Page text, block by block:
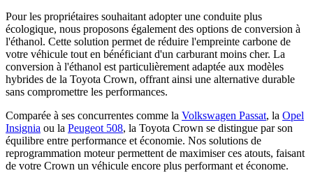
Pour les propriétaires souhaitant adopter une conduite plus
écologique, nous proposons également des options de conversion à
l'éthanol. Cette solution permet de réduire l'empreinte carbone de
votre véhicule tout en bénéficiant d'un carburant moins cher. La
conversion à l'éthanol est particulièrement adaptée aux modèles
hybrides de la Toyota Crown, offrant ainsi une alternative durable
sans compromettre les performances.
Comparée à ses concurrentes comme la Volkswagen Passat, la Opel
Insignia ou la Peugeot 508, la Toyota Crown se distingue par son
équilibre entre performance et économie. Nos solutions de
reprogrammation moteur permettent de maximiser ces atouts, faisant
de votre Crown un véhicule encore plus performant et économe.